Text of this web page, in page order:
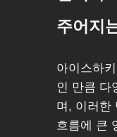
주어지
아이스하
인 만큼 다
며, 이러한
흐름에 큰